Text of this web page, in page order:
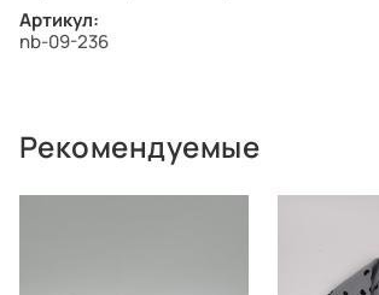
Артикул:
nb-09-236
Рекомендуемые